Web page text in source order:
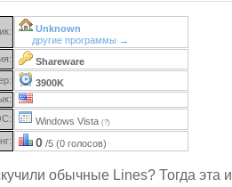
Unknown
другие программы →
Shareware
3900K
Windows Vista (?)
0 /5 (0 голосов)
обычные Lines? Тогда эта